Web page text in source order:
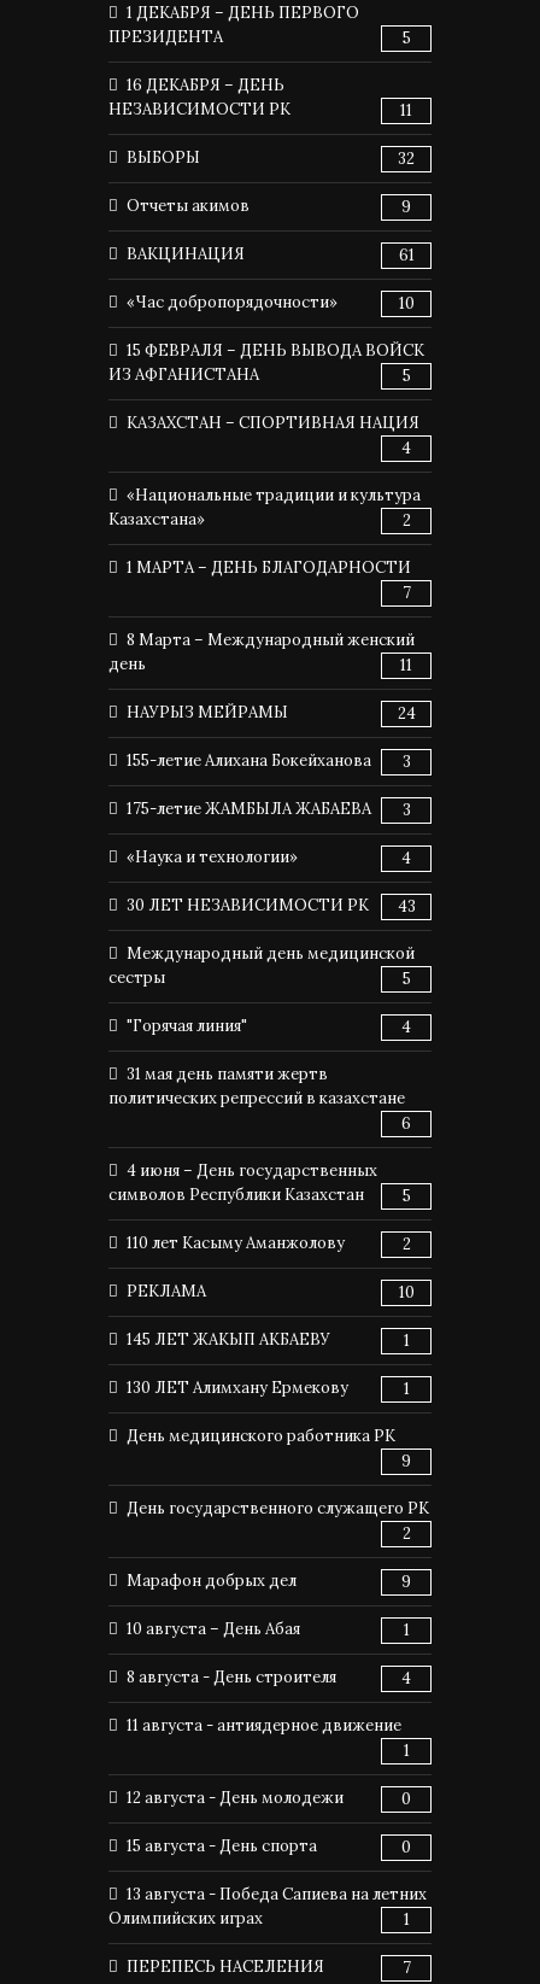
1 ДЕКАБРЯ – ДЕНЬ ПЕРВОГО
ПРЕЗИДЕНТА
5
16 ДЕКАБРЯ – ДЕНЬ
НЕЗАВИСИМОСТИ РК
11
ВЫБОРЫ 32
Отчеты акимов 9
ВАКЦИНАЦИЯ 61
«Час добропорядочности» 10
15 ФЕВРАЛЯ – ДЕНЬ ВЫВОДА ВОЙСК
ИЗ АФГАНИСТАНА
5
КАЗАХСТАН – СПОРТИВНАЯ НАЦИЯ
4
«Национальные традиции и культура
Казахстана»
2
1 МАРТА – ДЕНЬ БЛАГОДАРНОСТИ
7
8 Марта – Международный женский
день
11
НАУРЫЗ МЕЙРАМЫ 24
155-летие Алихана Бокейханова 3
175-летие ЖАМБЫЛА ЖАБАЕВА 3
«Наука и технологии» 4
30 ЛЕТ НЕЗАВИСИМОСТИ РК 43
Международный день медицинской
сестры
5
"Горячая линия" 4
31 мая день памяти жертв
политических репрессий в казахстане
6
4 июня – День государственных
символов Республики Казахстан
5
110 лет Касыму Аманжолову 2
РЕКЛАМА 10
145 ЛЕТ ЖАКЫП АКБАЕВУ 1
130 ЛЕТ Алимхану Ермекову 1
День медицинского работника РК
9
День государственного служащего РК
2
Марафон добрых дел 9
10 августа – День Абая 1
8 августа - День строителя 4
11 августа - антиядерное движение
1
12 августа - День молодежи 0
15 августа - День спорта 0
13 августа - Победа Сапиева на летних
Олимпийских играх
1
ПЕРЕПЕСЬ НАСЕЛЕНИЯ 7